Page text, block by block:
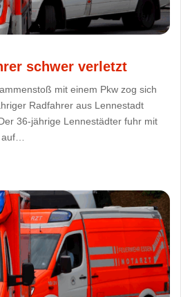
schwer verletzt
mit einem Pkw zog sich
Radfahrer aus Lennestadt
36-jährige Lennestädter fuhr mit